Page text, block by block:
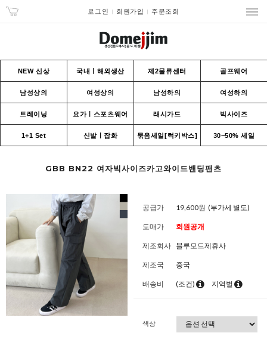
로그인 회원가입 주문조회
NEW 신상 국내ㅣ해외생산 제2물류센터 골프웨어
남성상의 여성상의 남성하의 여성하의
트레이닝 요가ㅣ스포츠웨어 래시가드 빅사이즈
1+1 Set 신발ㅣ잡화 묶음세일[럭키박스] 30~50% 세일
GBB BN22 여자빅사이즈카고와이드밴딩팬츠
공급가 19,600원 (부가세 별도)
도매가 회원공개
제조회사 블루모드제휴사
제조국 중국
배송비 (조건) 지역별
색상